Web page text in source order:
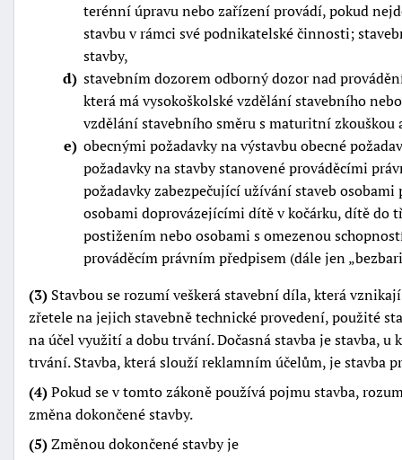
terénní úpravu nebo zařízení provádí, pokud
stavbu v rámci své podnikatelské činnosti;
stavby,
d stavebním dozorem odborný dozor nad
která má vysokoškolské vzdělání stavebního
vzdělání stavebního směru s maturitní zkouškou
e obecnými požadavky na výstavbu obecné
požadavky na stavby stanovené prováděcími
požadavky zabezpečující užívání staveb
osobami doprovázejícími dítě v kočárku, dítě do
postižením nebo osobami s omezenou
prováděcím právním předpisem (dále jen
(3) Stavbou se rozumí veškerá stavební díla, která
zřetele na jejich stavebně technické provedení, použité
na účel využití a dobu trvání. Dočasná stavba je stavba,
trvání. Stavba, která slouží reklamním účelům, je stavba
(4)Pokud se v tomto zákoně používá pojmu stavba,
změna dokončené stavby.
(5)Změnou dokončené stavby je